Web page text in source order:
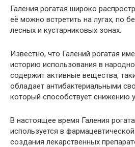
Галения рогатая широко
её можно встретить на лугах, по
лесных и кустарниковых зонах.
Известно, что Галений рогатая
историю использования в
содержит активные вещества,
обладает антибактериальными
который способствует снижению
В настоящее время Галения
используется в
создания лекарственных